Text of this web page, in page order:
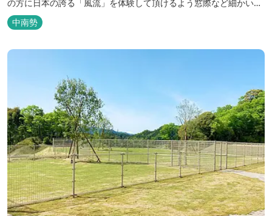
の方に日本の誇る「風流」を体験して頂けるよう窓際など細かいデ
ィテールにこだわりました。4棟から成る旅籠棟では各棟1階に入居
するテナントプロデュースにより洗練された世界観を各客室でお楽
しみいただけ...
中南勢